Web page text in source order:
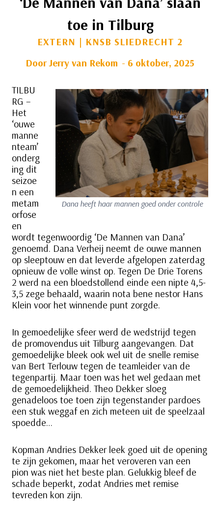
toe in Tilburg
EXTERN | KNSB SLIEDRECHT 2
DoorJerry van Rekom 6 oktober, 2025
Dana heeft haar mannen goed onder controle
TILBU
RG –
Het
‘ouwe
manne
nteam’
onderg
ing dit
seizoe
n een
metam
orfose
en
wordt tegenwoordig ‘De Mannen van Dana’
genoemd. Dana Verheij neemt de ouwe mannen
op sleeptouw en dat leverde afgelopen zaterdag
opnieuw de volle winst op. Tegen De Drie Torens
2 werd na een bloedstollend einde een nipte 4,5-
3,5 zege behaald, waarin nota bene nestor Hans
Klein voor het winnende punt zorgde.
In gemoedelijke sfeer werd de wedstrijd tegen
de promovendus uit Tilburg aangevangen. Dat
gemoedelijke bleek ook wel uit de snelle remise
van Bert Terlouw tegen de teamleider van de
tegenpartij. Maar toen was het wel gedaan met
de gemoedelijkheid. Theo Dekker sloeg
genadeloos toe toen zijn tegenstander pardoes
een stuk weggaf en zich meteen uit de speelzaal
spoedde…
Kopman Andries Dekker leek goed uit de opening
te zijn gekomen, maar het veroveren van een
pion was niet het beste plan. Gelukkig bleef de
schade beperkt, zodat Andries met remise
tevreden kon zijn.